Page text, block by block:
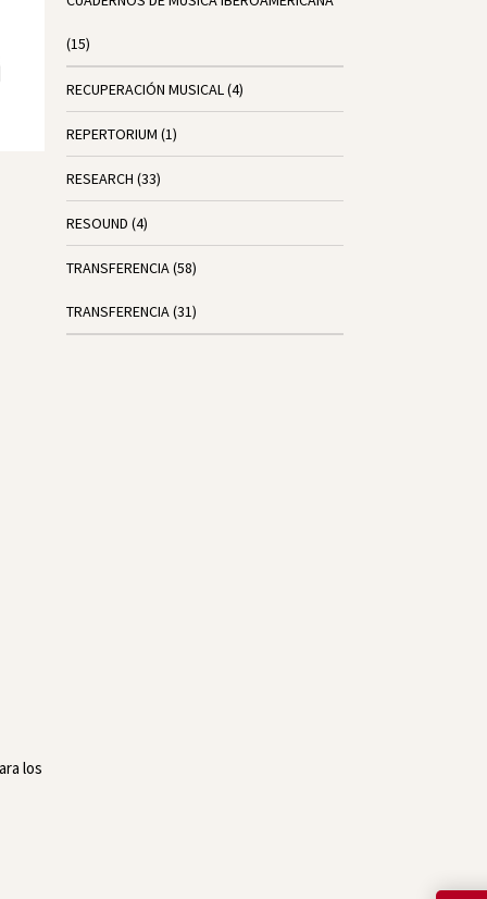
los
(15)
RECUPERACIÓN MUSICAL(4)
REPERTORIUM (1)
RESEARCH (33)
RESOUND (4)
TRANSFERENCIA(58)
TRANSFERENCIA(31)